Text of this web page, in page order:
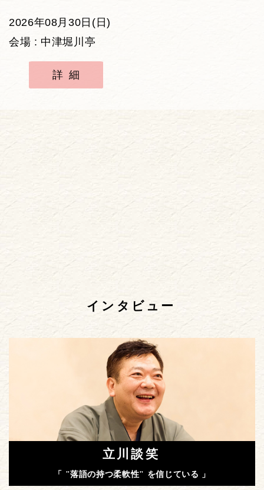
2026年08月30日(日)
会場 : 中津堀川亭
詳細
インタビュー
立川談笑
「 "落語の持つ柔軟性" を信じている 」